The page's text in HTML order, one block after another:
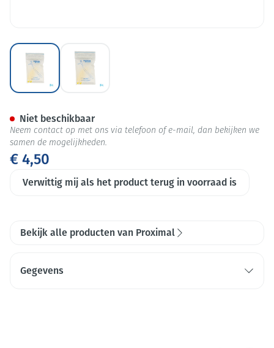
View larger imageView larger image
€ 4,50
Verwittig mij als het product terug in voorraad is
Niet beschikbaar
Neem contact op met ons via telefoon of e-mail, dan bekijken we
samen de mogelijkheden.
Bekijk alle producten van Proximal
Gegevens